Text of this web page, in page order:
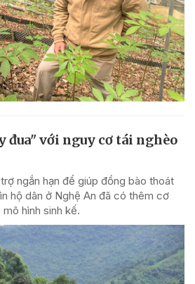
đua" với nguy cơ tái nghèo
ngắn hạn để giúp đồng bào thoát
hộ dân ở Nghệ An đã có thêm cơ
hình sinh kế.